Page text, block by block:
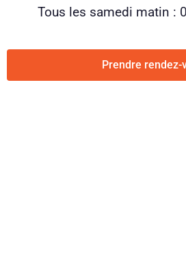
Tous les samedi matin :
Prendre rendez-